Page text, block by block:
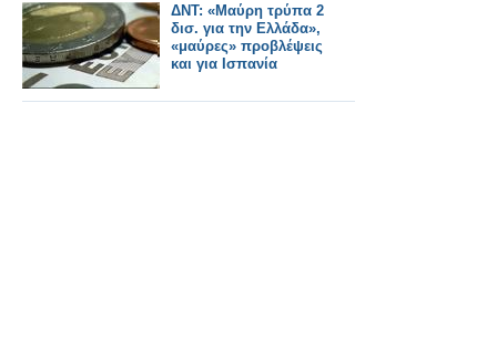
ΔΝΤ: «Μαύρη τρύπα 2
δισ. για την Ελλάδα»,
«μαύρες» προβλέψεις
και για Ισπανία